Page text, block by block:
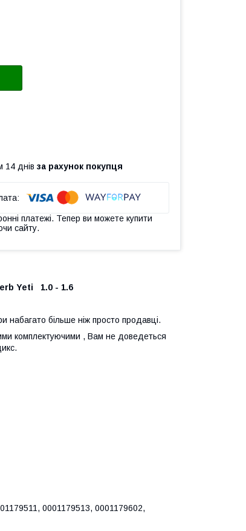
14 днів за рахунок покупця
платежі. Тепер ви можете купити
сайту.
Yeti 1.0 - 1.6
набагато більше ніж просто продавці.
комплектуючими , Вам не доведеться
0001179513, 0001179602,